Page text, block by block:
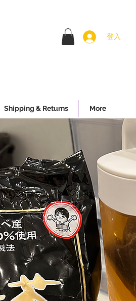
登入
Shipping & Returns More